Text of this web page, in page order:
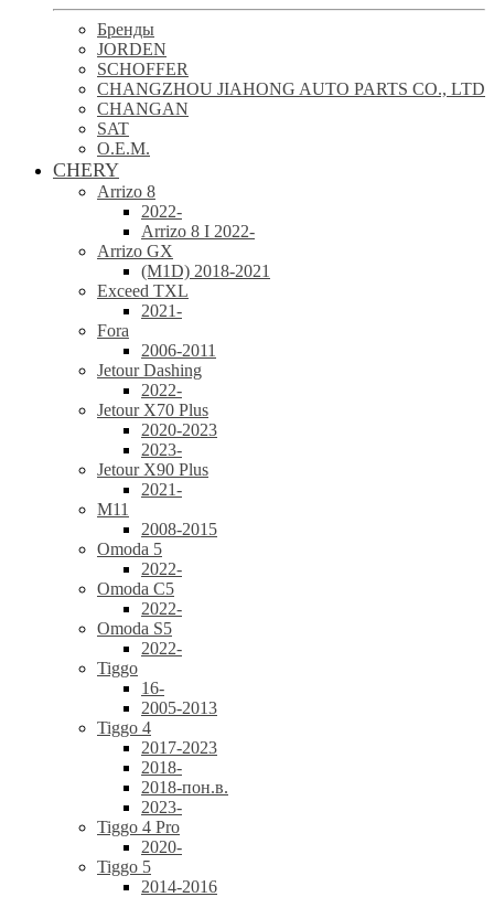
Бренды
JORDEN
SCHOFFER
CHANGZHOU JIAHONG AUTO PARTS CO., LTD
CHANGAN
SAT
O.E.M.
CHERY
Arrizo 8
2022-
Arrizo 8 I 2022-
Arrizo GX
(M1D) 2018-2021
Exceed TXL
2021-
Fora
2006-2011
Jetour Dashing
2022-
Jetour X70 Plus
2020-2023
2023-
Jetour X90 Plus
2021-
M11
2008-2015
Omoda 5
2022-
Omoda C5
2022-
Omoda S5
2022-
Tiggo
16-
2005-2013
Tiggo 4
2017-2023
2018-
2018-пон.в.
2023-
Tiggo 4 Pro
2020-
Tiggo 5
2014-2016